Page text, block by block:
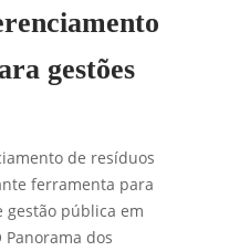
gestões
de resíduos
ferramenta para
gestão pública em
dos